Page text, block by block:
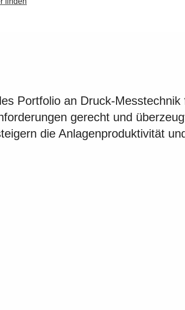
Portfolio an Druck-
gerecht und
die Anlagenproduktivität